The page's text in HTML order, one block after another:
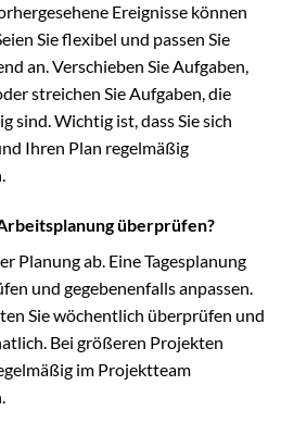
Ereignisse können
Sie flexibel und passen Sie
an. Verschieben Sie Aufgaben,
streichen Sie Aufgaben, die
sind. Wichtig ist, dass Sie sich
Ihren Plan regelmäßig
überprüfen?
Planung ab. Eine Tagesplanung
und gegebenenfalls anpassen.
Sie wöchentlich überprüfen und
Bei größeren Projekten
im Projektteam